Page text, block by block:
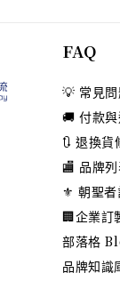
FAQ
💡 常見
🚚 付款
🔃 退換貨
🏬 品牌列
⚜️ 朝聖者
🏢企業訂
部落格
品牌知